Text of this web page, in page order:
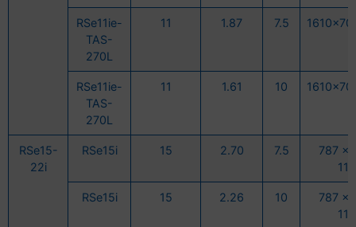
RSe11ie-
TAS-
270L
11 1.87 7.5
RSe11ie-
TAS-
270L
11 1.61 10
RSe15-
22i
RSe15i 15 2.70 7.5
787 x
RSe15i 15 2.26 10
787 x